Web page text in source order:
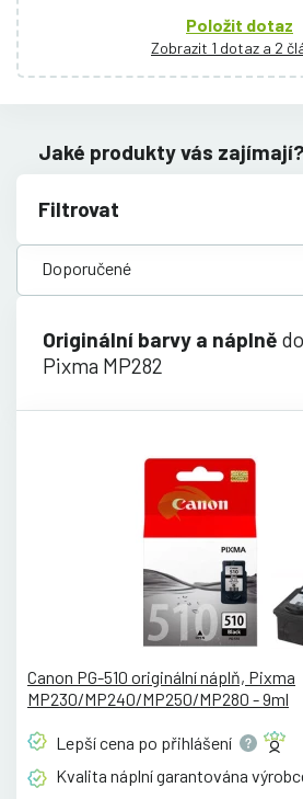
Položit dotaz
Zobrazit 1 dotaz a 2
Jaké produkty vás zajímají?
Filtrovat
Originální barvy a náplně
Pixma MP282
Canon PG-510 originální náplň, Pixma
MP230/MP240/MP250/MP280 - 9ml
Lepší cena po přihlášení
Kvalita náplní garantována